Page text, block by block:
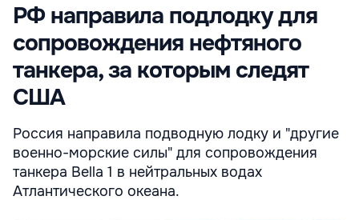
РФ направила подлодку для
сопровождения нефтяного
танкера, за которым следят
США
Россия направила подводную лодку и "другие
военно-морские силы" для сопровождения
танкера Bella 1 в нейтральных водах
Атлантического океана.